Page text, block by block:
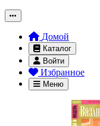
Домой
Каталог
Войти
Избранное
Меню